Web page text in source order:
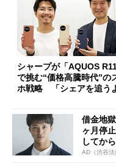
シャープが「AQUOS R11
で挑む“価格高騰時代”の
ホ戦略 「シェアを追う
借金地
ヶ月停
してか
AD（渋谷法